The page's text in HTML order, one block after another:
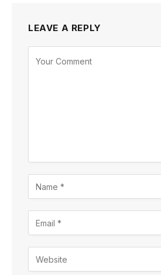
LEAVE A REPLY